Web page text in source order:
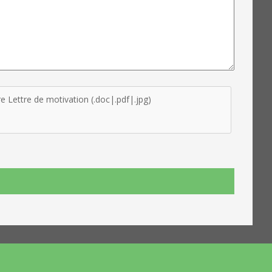
Lettre de motivation (.doc|.pdf|.jpg)